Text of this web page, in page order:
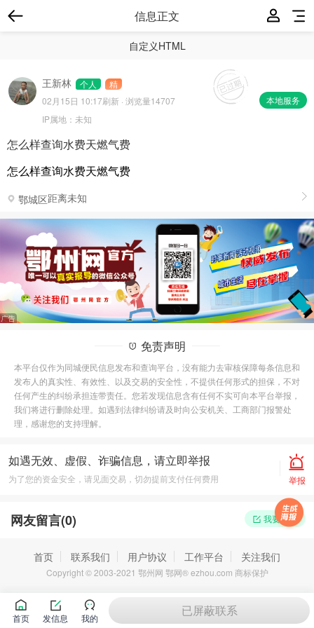
信息正文
自定义HTML
王新林 个人
精
本地服务
02月15日 10:17刷新 · 浏览量14707
IP属地： 未知
怎么样查询水费天燃气费
怎么样查询水费天燃气费
鄂城区距离未知
免责声明
本平台仅作为同城便民信息发布和查询平台，没有能力去审核保障每条信息和
发布人的真实性、有效性、以及交易的安全性，不提供任何形式的担保，不对
任何产生的纠纷承担连带责任。您若发现信息含有任何不实可向本平台举报，
我们将进行删除处理。如遇到法律纠纷请及时向公安机关、工商部门报警处
理，感谢您的支持理解。
如遇无效、虚假、诈骗信息，请立即举报
为了您的资金安全，请见面交易，切勿提前支付任何费用 举报
网友留言(0) 我要留言
首页 发信息 我的 已屏蔽联系
首页 联系我们 用户协议 工作平台 关注我们
Copyright © 2003-2021 鄂州网 鄂网® ezhou.com 商标保护